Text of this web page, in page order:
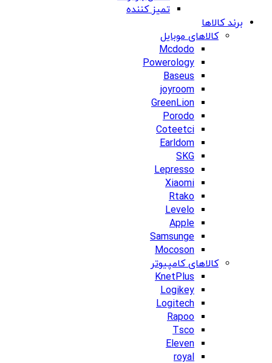
تمیز کننده
برند کالاها
کالاهای موبایل
Mcdodo
Powerology
Baseus
joyroom
GreenLion
Porodo
Coteetci
Earldom
SKG
Lepresso
Xiaomi
Rtako
Levelo
Apple
Samsunge
Mocoson
کالاهای کامپیوتر
KnetPlus
Logikey
Logitech
Rapoo
Tsco
Eleven
royal